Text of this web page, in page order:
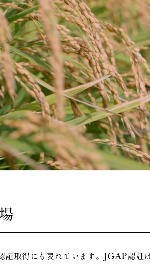
取得にも表れています。JGAP認証